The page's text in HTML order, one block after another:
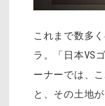
これまで数多
ラ。「日本VS
ーナーでは、
と、その土地